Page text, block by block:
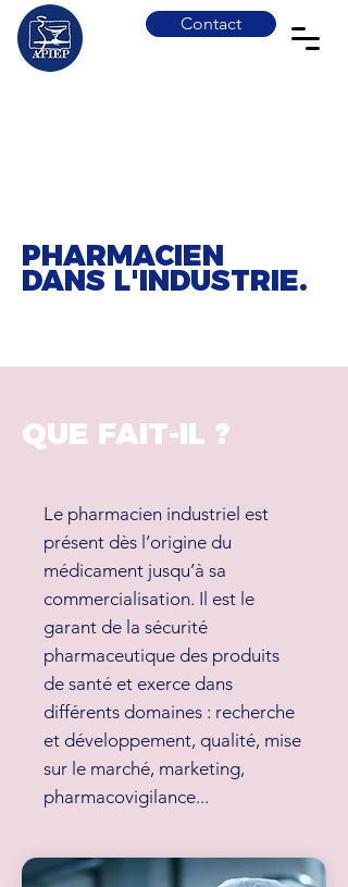
Contact
PHARMACIEN
DANS L'INDUSTRIE.
QUE FAIT-IL ?
Le pharmacien industriel est
présent dès l’origine du
médicament jusqu’à sa
commercialisation. Il est le
garant de la sécurité
pharmaceutique des produits
de santé et exerce dans
différents domaines : recherche
et développement, qualité, mise
sur le marché, marketing,
pharmacovigilance...